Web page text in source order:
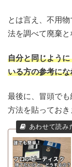
とは言え、不用
法を調べて廃棄と
自分と同じよう
いる方の参考に
最後に、冒頭で
方法を貼っておき